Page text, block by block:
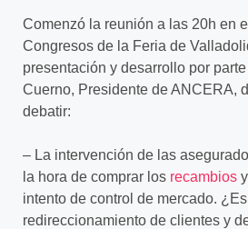
Comenzó la reunión a las 20h en
Congresos de la Feria de
presentación y desarrollo por
Cuerno, Presidente de ANCERA,
debatir:
– La intervención de las
la hora de comprar los recambios
intento de control de mercado.
redireccionamiento de clientes y